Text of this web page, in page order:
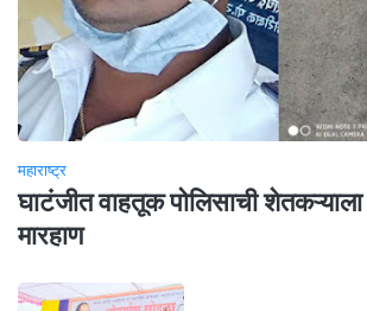
महाराष्ट्र
घाटंजीत वाहतूक पोलिसाची
मारहाण